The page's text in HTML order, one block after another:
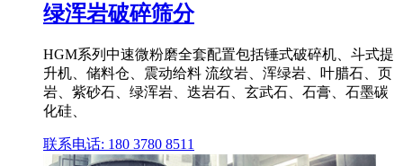
绿浑岩破碎筛分
HGM系列中速微粉磨全套配置包括锤式破碎机、斗式提
升机、储料仓、震动给料 流纹岩、浑绿岩、叶腊石、页
岩、紫砂石、绿浑岩、迭岩石、玄武石、石膏、石墨碳
化硅、
联系电话: 180 3780 8511